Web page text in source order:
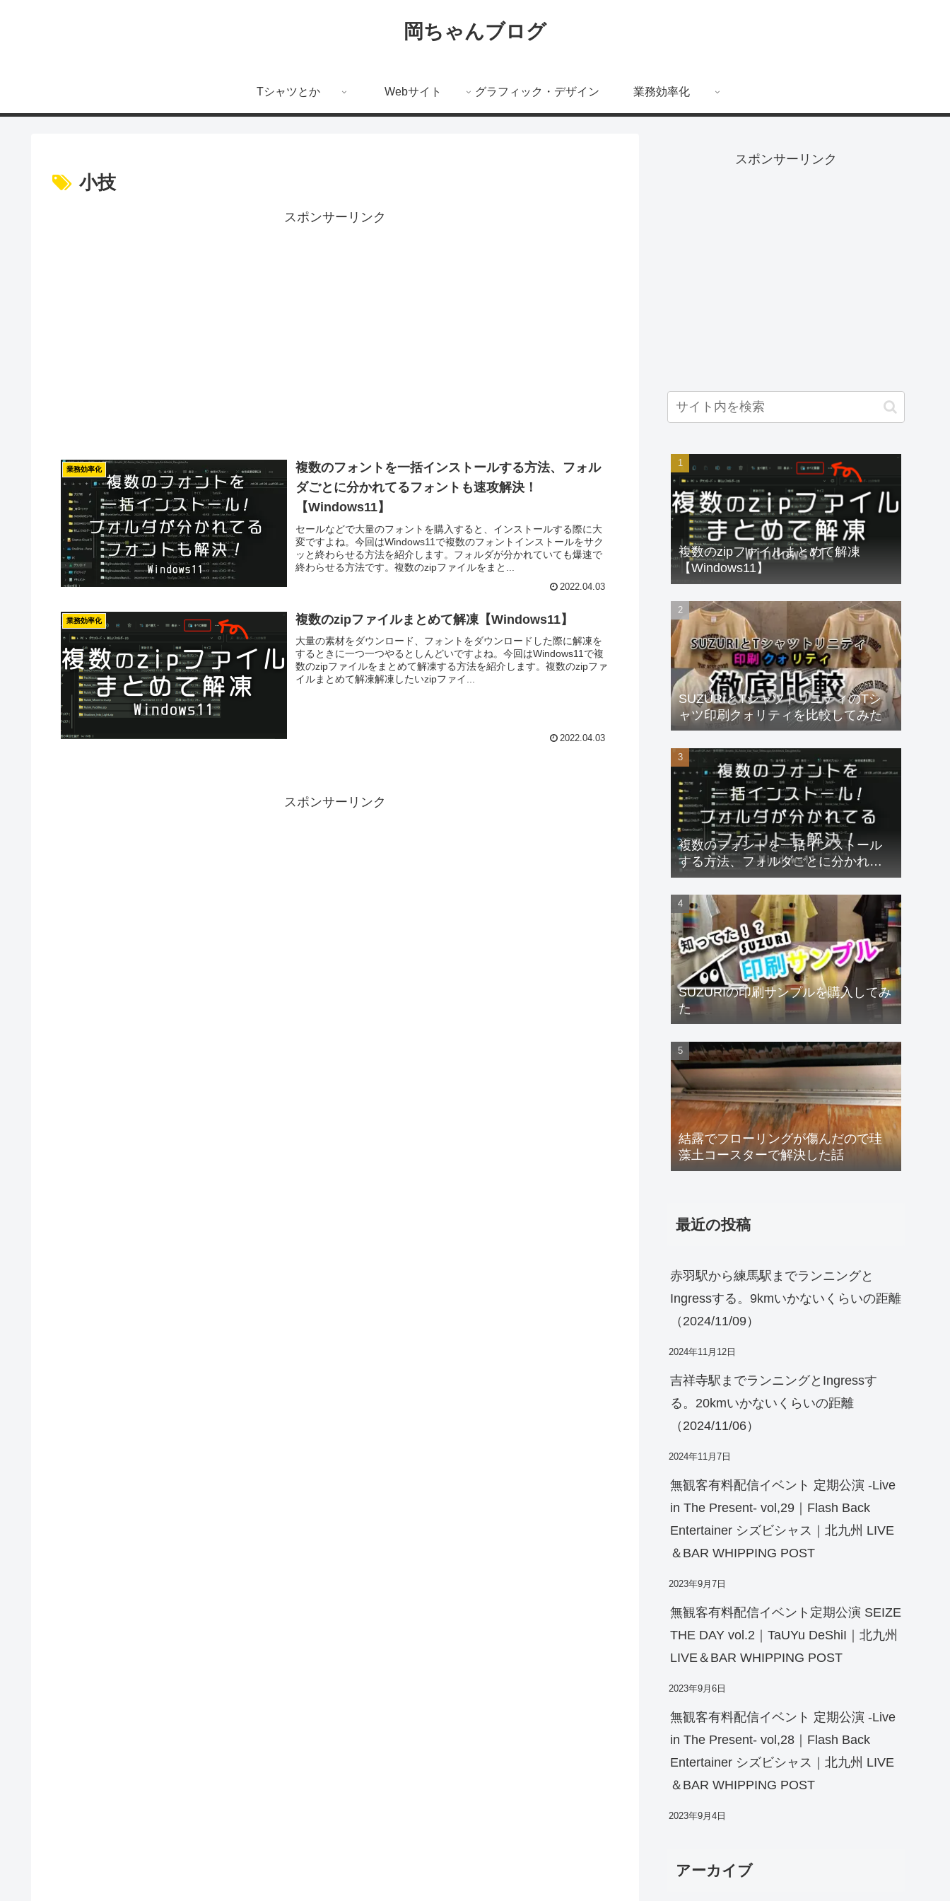
岡ちゃんブログ
Tシャツとか Webサイト グラフィック・デザイン 業務効率化
小技
スポンサーリンク
業務効率化
複数のフォントを一括インストールする方法、フォル
ダごとに分かれてるフォントも速攻解決！
【Windows11】
セールなどで大量のフォントを購入すると、インストールする際に大
変ですよね。今回はWindows11で複数のフォントインストールをサク
ッと終わらせる方法を紹介します。フォルダが分かれていても爆速で
終わらせる方法です。複数のzipファイルをまと...
2022.04.03
業務効率化 複数のzipファイルまとめて解凍【Windows11】
大量の素材をダウンロード、フォントをダウンロードした際に解凍を
するときに一つ一つやるとしんどいですよね。今回はWindows11で複
数のzipファイルをまとめて解凍する方法を紹介します。複数のzipファ
イルまとめて解凍解凍したいzipファイ...
2022.04.03
スポンサーリンク
スポンサーリンク
複数のzipファイルまとめて解凍
【Windows11】
SUZURIとTシャツトリニティのTシ
ャツ印刷クォリティを比較してみた
複数のフォントを一括インストール
する方法、フォルダごとに分かれて
るフォントも速攻解決！
【Windows11】
SUZURIの印刷サンプルを購入してみ
た
結露でフローリングが傷んだので珪
藻土コースターで解決した話
最近の投稿
赤羽駅から練馬駅までランニングと
Ingressする。9kmいかないくらいの距離
（2024/11/09）
2024年11月12日
吉祥寺駅までランニングとIngressす
る。20kmいかないくらいの距離
（2024/11/06）
2024年11月7日
無観客有料配信イベント 定期公演 -Live
in The Present- vol,29｜Flash Back
Entertainer シズビシャス｜北九州 LIVE
＆BAR WHIPPING POST
2023年9月7日
無観客有料配信イベント定期公演 SEIZE
THE DAY vol.2｜TaUYu DeShiI｜北九州
LIVE＆BAR WHIPPING POST
2023年9月6日
無観客有料配信イベント 定期公演 -Live
in The Present- vol,28｜Flash Back
Entertainer シズビシャス｜北九州 LIVE
＆BAR WHIPPING POST
2023年9月4日
アーカイブ